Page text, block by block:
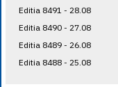
Editia 8491 - 28.08
Editia 8490 - 27.08
Editia 8489 - 26.08
Editia 8488 - 25.08